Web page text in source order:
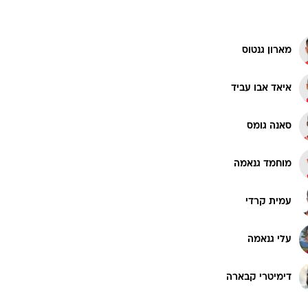
מארון גנטוס
איאד אבו עביד
סאנה גומס
מוחמד גנאמה
עמית קרדי
עלי גנאמה
דימיטרי קבארה